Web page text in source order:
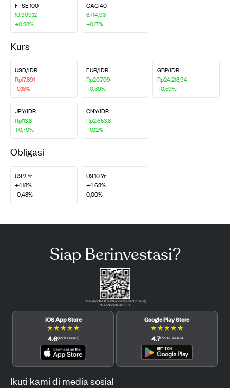
FTSE 100
10.909,12
+0,38%
CAC 40
8.714,93
+0,17%
Kurs
USD/IDR
Rp17.891
-0,18%
EUR/IDR
Rp20.709
+0,39%
GBP/IDR
Rp24.218,94
+0,59%
JPY/IDR
Rp113,8
+0,70%
CNY/IDR
Rp2.653,8
+0,12%
Obligasi
US 2 Yr
+4,18%
-0,48%
US 10 Yr
+4,63%
0,00%
Siap Berinvestasi?
Scan kode QR untuk download Pluang
di Android dan iOS.
iOS App Store
★★★★★
4.6(12.3K ulasan)
Google Play Store
★★★★★
4.7(122.1K ulasan)
Ikuti kami di media sosial